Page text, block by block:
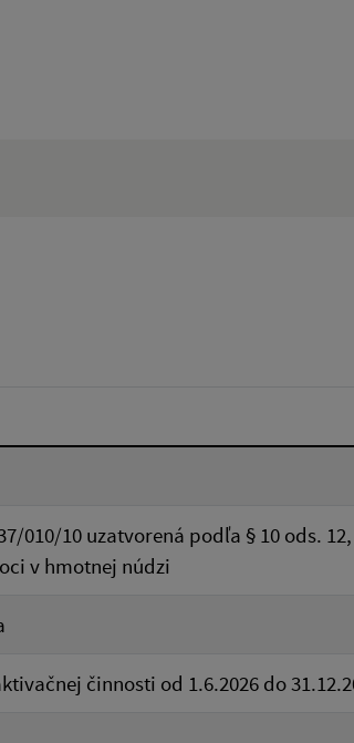
010/10 uzatvorená podľa § 10 ods.
v hmotnej núdzi
činnosti od 1.6.2026 do